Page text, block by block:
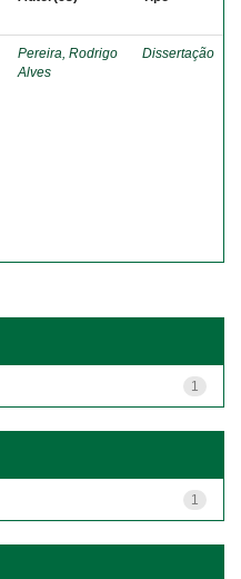
Pereira, Rodrigo
Alves
Dissertação
1
1